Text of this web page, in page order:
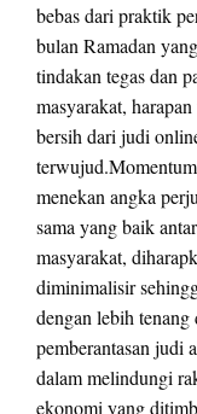
bebas dari praktik
bulan Ramadan
tindakan tegas dan
masyarakat,
bersih dari judi
menekan angka
sama yang baik
masyarakat,
diminimalisir
dengan lebih
pemberantasan judi
dalam melindungi
ekonomi yang